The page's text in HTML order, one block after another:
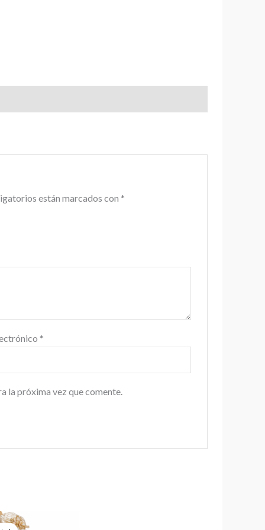
están marcados con *
*
la próxima vez que comente.
El
precio